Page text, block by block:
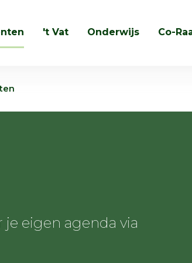
't Vat Onderwijs Co-
Zoeken
eigen agenda via